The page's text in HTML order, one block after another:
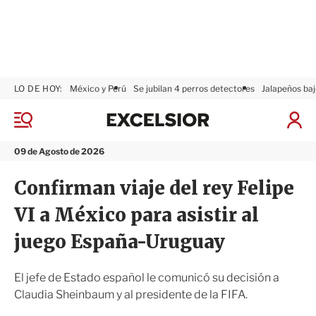
M
n
09 de Agosto de 2026
LO DE HOY: México y Perú Se jubilan 4 perros detectores Jalapeños
I
x
i
r
Confirman viaje del rey Felipe
VI a México para asistir al
juego España-Uruguay
El jefe de Estado español le comunicó su decisión a
Claudia Sheinbaum y al presidente de la FIFA.